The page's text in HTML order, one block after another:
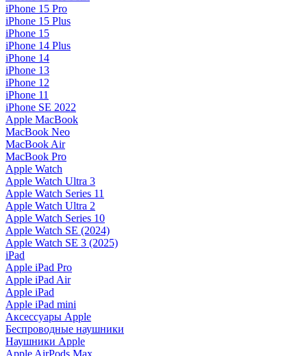
iPhone 15 Pro
iPhone 15 Plus
iPhone 15
iPhone 14 Plus
iPhone 14
iPhone 13
iPhone 12
iPhone 11
iPhone SE 2022
Apple MacBook
MacBook Neo
MacBook Air
MacBook Pro
Apple Watch
Apple Watch Ultra 3
Apple Watch Series 11
Apple Watch Ultra 2
Apple Watch Series 10
Apple Watch SE (2024)
Apple Watch SE 3 (2025)
iPad
Apple iPad Pro
Apple iPad Air
Apple iPad
Apple iPad mini
Аксессуары Apple
Беспроводные наушники
Наушники Apple
Apple AirPods Max